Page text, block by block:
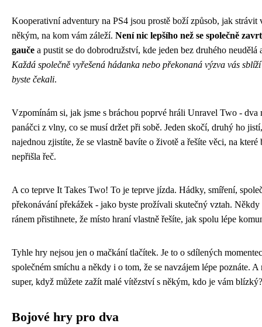
Kooperativní adventury na PS4 jsou prostě boží způsob, jak strávit
někým, na kom vám záleží. Není nic lepšího než se společně
gauče a pustit se do dobrodružství, kde jeden bez druhého neudělá
Každá společně vyřešená hádanka nebo překonaná výzva vás
byste čekali.
Vzpomínám si, jak jsme s bráchou poprvé hráli Unravel Two - dva
panáčci z vlny, co se musí držet při sobě. Jeden skočí, druhý ho
najednou zjistíte, že se vlastně bavíte o životě a řešíte věci, na které
nepřišla řeč.
A co teprve It Takes Two! To je teprve jízda. Hádky, smíření,
překonávání překážek - jako byste prožívali skutečný vztah. Někdy
ránem přistihnete, že místo hraní vlastně řešíte, jak spolu lépe
Tyhle hry nejsou jen o mačkání tlačítek. Je to o sdílených
společném smíchu a někdy i o tom, že se navzájem lépe poznáte. A
super, když můžete zažít malé vítězství s někým, kdo je vám blízký?
Bojové hry pro dva